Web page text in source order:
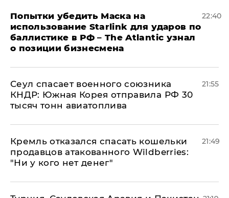
Попытки убедить Маска на
использование Starlink для ударов по
баллистике в РФ – The Atlantic узнал
о позиции бизнесмена
22:40
​Сеул спасает военного союзника
КНДР: Южная Корея отправила РФ 30
тысяч тонн авиатоплива
21:55
Кремль отказался спасать кошельки
продавцов атакованного Wildberries:
"Ни у кого нет денег"
21:49